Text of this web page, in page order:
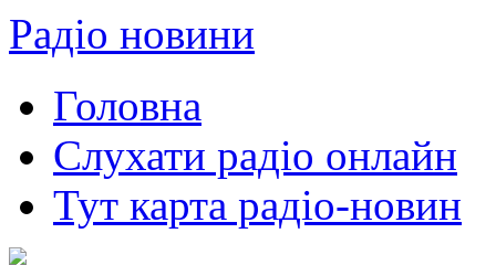
Радіо новини
Головна
Слухати радіо онлайн
Тут карта радіо-новин